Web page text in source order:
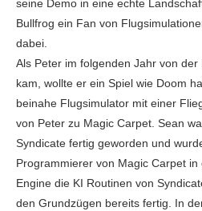
seine Demo in eine echte
Bullfrog ein Fan von
dabei.
Als Peter im folgenden Jahr von
kam, wollte er ein Spiel wie Doom
beinahe Flugsimulator mit einer
von Peter zu Magic Carpet. Sean
Syndicate fertig geworden und
Programmierer von Magic Carpet
Engine die KI Routinen von
den Grundzügen bereits fertig. In